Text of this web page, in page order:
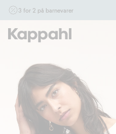
3 for 2 på barnevarer
17/8 i butikk & online for deg som er
andre tilbud eller rabatter.